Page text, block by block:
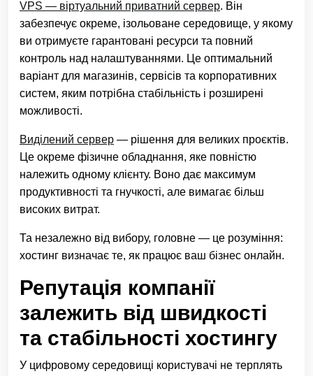
VPS — віртуальний приватний сервер. Він
забезпечує окреме, ізольоване середовище, у якому
ви отримуєте гарантовані ресурси та повний
контроль над налаштуваннями. Це оптимальний
варіант для магазинів, сервісів та корпоративних
систем, яким потрібна стабільність і розширені
можливості.
Виділений сервер — рішення для великих проєктів.
Це окреме фізичне обладнання, яке повністю
належить одному клієнту. Воно дає максимум
продуктивності та гнучкості, але вимагає більш
високих витрат.
Та незалежно від вибору, головне — це розуміння:
хостинг визначає те, як працює ваш бізнес онлайн.
Репутація компанії
залежить від швидкості
та стабільності хостингу
У цифровому середовищі користувачі не терплять